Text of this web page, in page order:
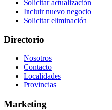
Solicitar actualización
Incluir nuevo negocio
Solicitar eliminación
Directorio
Nosotros
Contacto
Localidades
Provincias
Marketing